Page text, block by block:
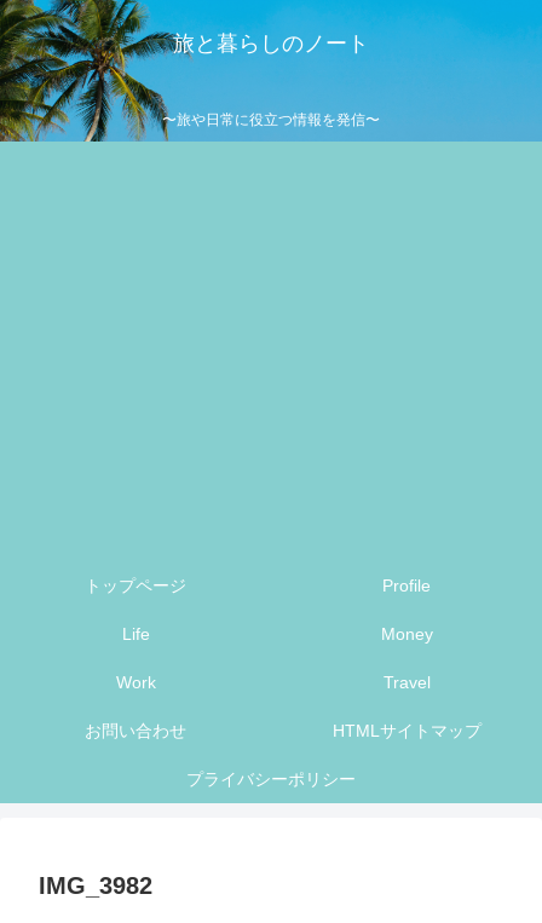
旅と暮らしのノート
〜旅や日常に役立つ情報を発信〜
トップページ Profile
Life Money
Work Travel
お問い合わせ HTMLサイトマップ
プライバシーポリシー
IMG_3982